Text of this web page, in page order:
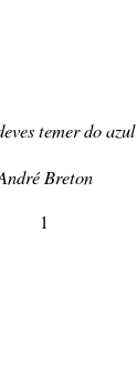
temer do azul
Breton
1